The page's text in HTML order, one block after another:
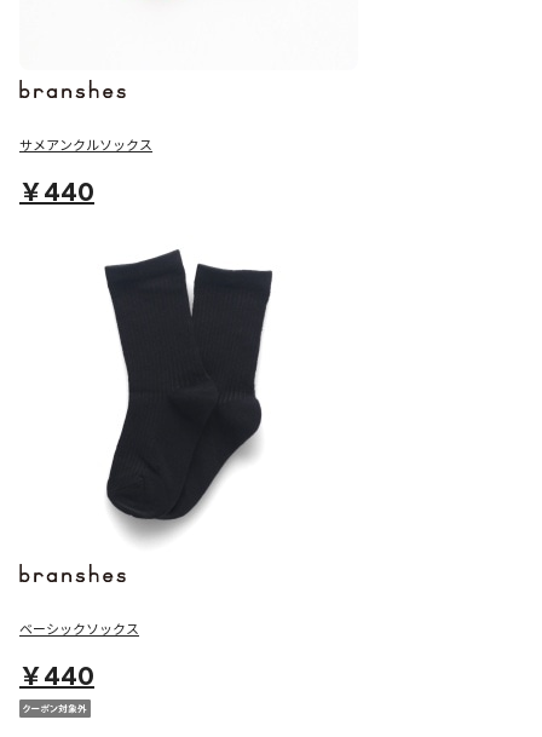
サメアンクルソックス
￥440
ベーシックソックス
￥440